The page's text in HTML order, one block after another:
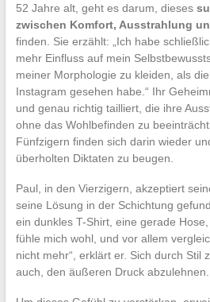
52 Jahre alt, geht es darum, dieses
zwischen Komfort, Ausstrahlung
finden. Sie erzählt: „Ich habe
mehr Einfluss auf mein
meiner Morphologie zu kleiden, als
Instagram gesehen habe.“ Ihr
und genau richtig tailliert, die ihre
ohne das Wohlbefinden zu
Fünfzigern finden sich darin wieder
überholten Diktaten zu beugen.
Paul, in den Vierzigern, akzeptiert
seine Lösung in der Schichtung
ein dunkles T-Shirt, eine gerade
fühle mich wohl, und vor allem
nicht mehr“, erklärt er. Sich durch Stil
auch, den äußeren Druck abzulehnen.